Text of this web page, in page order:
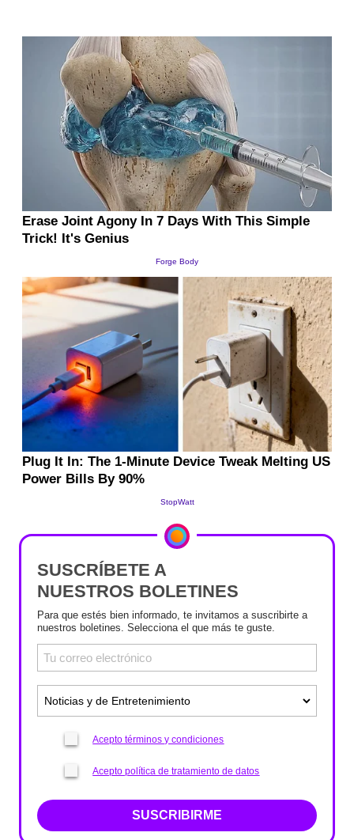
SUSCRÍBETE A
NUESTROS BOLETINES
Para que estés bien informado, te invitamos a suscribirte a
nuestros boletines. Selecciona el que más te guste.
Acepto términos y condiciones
Acepto política de tratamiento de datos
SUSCRIBIRME